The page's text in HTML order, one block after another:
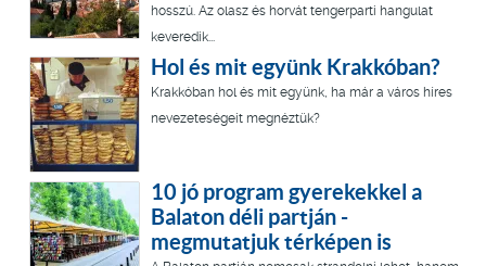
hosszú. Az olasz és horvát tengerparti hangulat
keveredik...
Hol és mit együnk Krakkóban?
Krakkóban hol és mit együnk, ha már a város híres
nevezeteségeit megnéztük?
10 jó program gyerekekkel a
Balaton déli partján -
megmutatjuk térképen is